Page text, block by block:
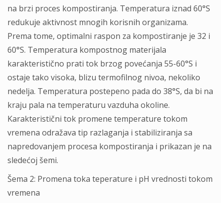
na brzi proces kompostiranja. Temperatura iznad 60°S
redukuje aktivnost mnogih korisnih organizama.
Prema tome, optimalni raspon za kompostiranje je 32 i
60°S. Temperatura kompostnog materijala
karakteristično prati tok brzog povećanja 55-60°S i
ostaje tako visoka, blizu termofilnog nivoa, nekoliko
nedelja. Temperatura postepeno pada do 38°S, da bi na
kraju pala na temperaturu vazduha okoline.
Karakteristični tok promene temperature tokom
vremena odražava tip razlaganja i stabiliziranja sa
napredovanjem procesa kompostiranja i prikazan je na
sledećoj šemi.
Šema 2: Promena toka teperature i pH vrednosti tokom
vremena